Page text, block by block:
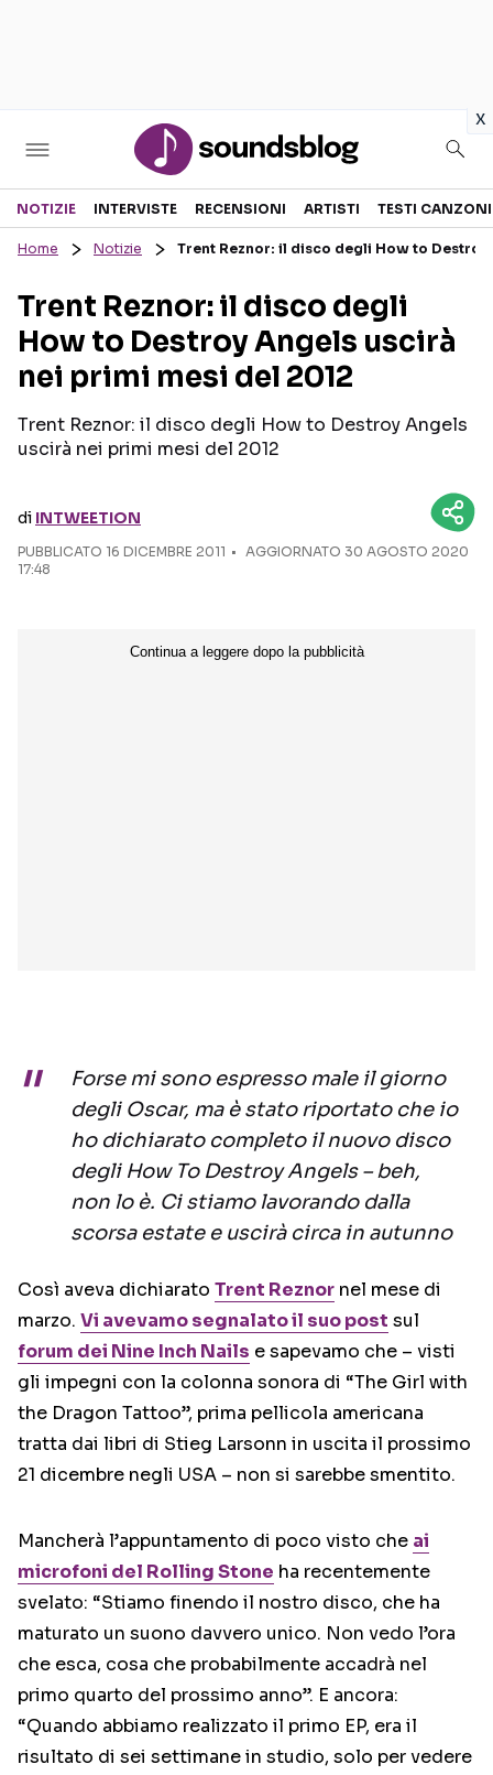
x
Sezioni
RECENSIONI MUSICALI
INTERVISTE
GOSSIP E CURIOSITÀ
TESTI CANZONI
TOUR ED EVENTI
TALENT SHOW
Seguici sui social
NOTIZIE INTERVISTE RECENSIONI ARTISTI TESTI CANZONI
Home Notizie Trent Reznor: il disco degli How to
Trent Reznor: il disco degli
How to Destroy Angels uscirà
nei primi mesi del 2012
Trent Reznor: il disco degli How to Destroy Angels
uscirà nei primi mesi del 2012
di INTWEETION
PUBBLICATO 16 DICEMBRE 2011
AGGIORNATO 30 AGOSTO 2020
17:48
Forse mi sono espresso male il giorno
degli Oscar, ma è stato riportato che io
ho dichiarato completo il nuovo disco
degli How To Destroy Angels – beh,
non lo è. Ci stiamo lavorando dalla
scorsa estate e uscirà circa in autunno
Così aveva dichiarato Trent Reznor nel mese di
marzo. Vi avevamo segnalato il suo post sul
forum dei Nine Inch Nails e sapevamo che – visti
gli impegni con la colonna sonora di “The Girl with
the Dragon Tattoo”, prima pellicola americana
tratta dai libri di Stieg Larsonn in uscita il prossimo
21 dicembre negli USA – non si sarebbe smentito.
Mancherà l’appuntamento di poco visto che ai
microfoni del Rolling Stone ha recentemente
svelato: “Stiamo finendo il nostro disco, che ha
maturato un suono davvero unico. Non vedo l’ora
che esca, cosa che probabilmente accadrà nel
primo quarto del prossimo anno”. E ancora:
“Quando abbiamo realizzato il primo EP, era il
risultato di sei settimane in studio, solo per vedere